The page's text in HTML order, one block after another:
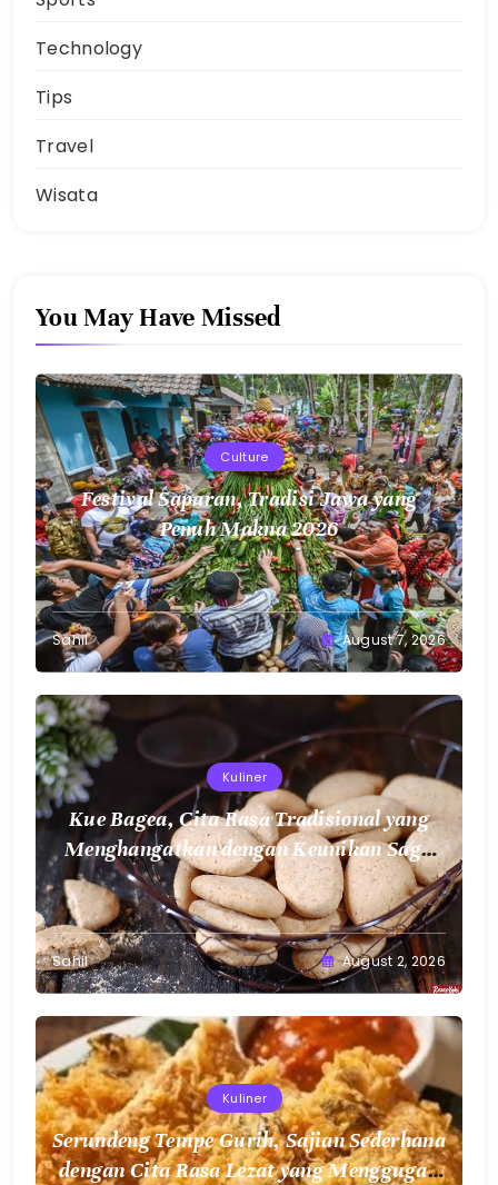
Technology
Tips
Travel
Wisata
You May Have Missed
Culture
Festival Saparan, Tradisi Jawa yang
Penuh Makna 2026
Sahil August 7, 2026
Kuliner
Kue Bagea, Cita Rasa Tradisional yang
Menghangatkan dengan Keunikan Sagu
Nusantara
Sahil August 2, 2026
Kuliner
Serundeng Tempe Gurih, Sajian Sederhana
dengan Cita Rasa Lezat yang Menggugah